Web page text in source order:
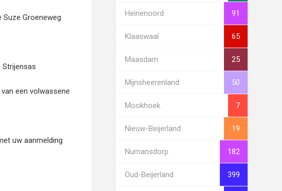
Groeneweg
een volwassene
uw aanmelding
Heinenoord 91
Klaaswaal 65
Maasdam 25
Mijnsheerenland 50
Mookhoek 7
Nieuw-Beijerland 19
Numansdorp 182
Oud-Beijerland 399